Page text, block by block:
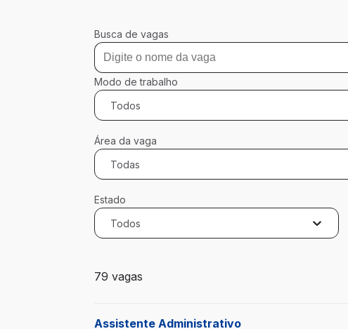
Busca de vagas
Modo de trabalho
Todos
Área da vaga
Todas
Estado
Todos
79 vagas encontradas para 0 filtros aplicados
79 vagas
Assistente Administrativo